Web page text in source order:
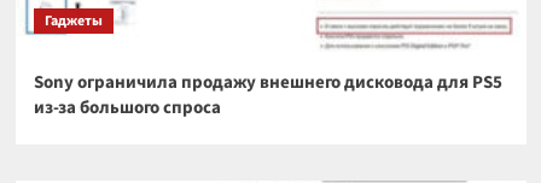
Гаджеты
Sony ограничила продажу внешнего дисковода для PS5
из-за большого спроса